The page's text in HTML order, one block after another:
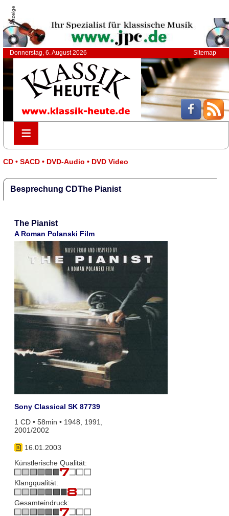
Anzeige
Donnerstag, 6. August 2026 Sitemap
≡
≡
CD • SACD • DVD-Audio • DVD Video
Besprechung CDThe Pianist
The Pianist
A Roman Polanski Film
Sony Classical SK 87739
1 CD • 58min • 1948, 1991,
2001/2002
16.01.2003
Künstlerische Qualität:
Klangqualität:
Gesamteindruck: